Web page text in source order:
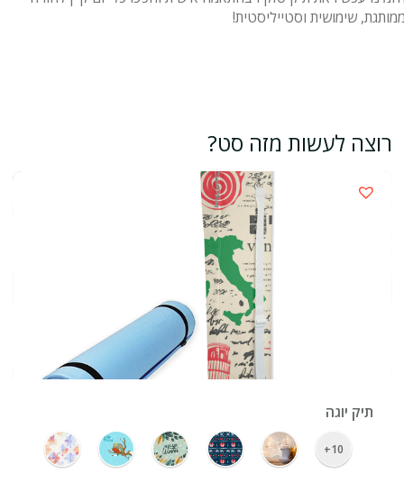
שימושית וסטייליסטית!
רוצה לעשות מזה סט?
תיק יוגה
10+